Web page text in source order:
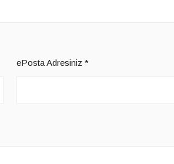
ePosta Adresiniz *